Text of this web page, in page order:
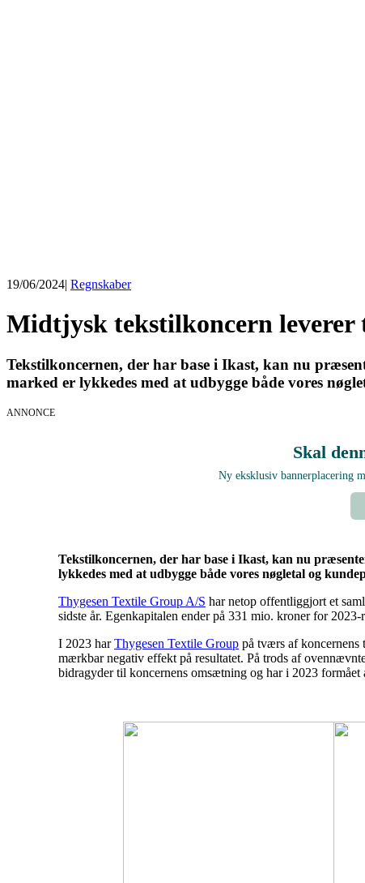
19/06/2024| Regnskaber
Midtjysk tekstilkoncern
Tekstilkoncernen, der har base i Ikast, kan nu
marked er lykkedes med at udbygge både vores
ANNONCE
Skal
Ny eksklusiv bannerplacering
Tekstilkoncernen, der har base i Ikast, kan nu
lykkedes med at udbygge både vores nøgletal og
Thygesen Textile Group A/S har netop offentliggjort et
sidste år. Egenkapitalen ender på 331 mio. kroner for 2023-
I 2023 harThygesen Textile Group på tværs af koncernens
mærkbar negativ effekt på resultatet. På trods af
bidragyder til koncernens omsætning og har i 2023